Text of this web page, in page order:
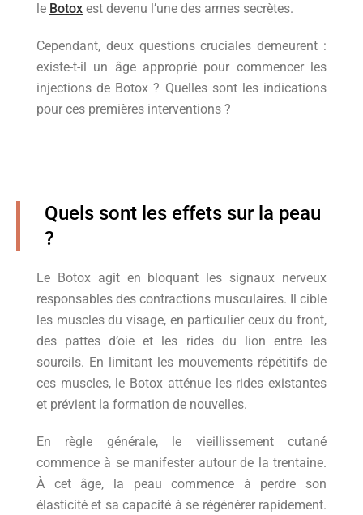
le Botox est devenu l’une des armes secrètes.
Cependant, deux questions cruciales demeurent :
existe-t-il un âge approprié pour commencer les
injections de Botox ? Quelles sont les indications
pour ces premières interventions ?
Quels sont les effets sur la peau
?
Le Botox agit en bloquant les signaux nerveux
responsables des contractions musculaires. Il cible
les muscles du visage, en particulier ceux du front,
des pattes d’oie et les rides du lion entre les
sourcils. En limitant les mouvements répétitifs de
ces muscles, le Botox atténue les rides existantes
et prévient la formation de nouvelles.
En règle générale, le vieillissement cutané
commence à se manifester autour de la trentaine.
À cet âge, la peau commence à perdre son
élasticité et sa capacité à se régénérer rapidement.